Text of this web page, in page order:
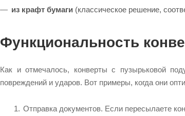
из крафт бумаги (классическое решение,
Функциональность
Как и отмечалось, конверты с пузырьковой
повреждений и ударов. Вот примеры, когда они
Отправка документов. Если пересылаете